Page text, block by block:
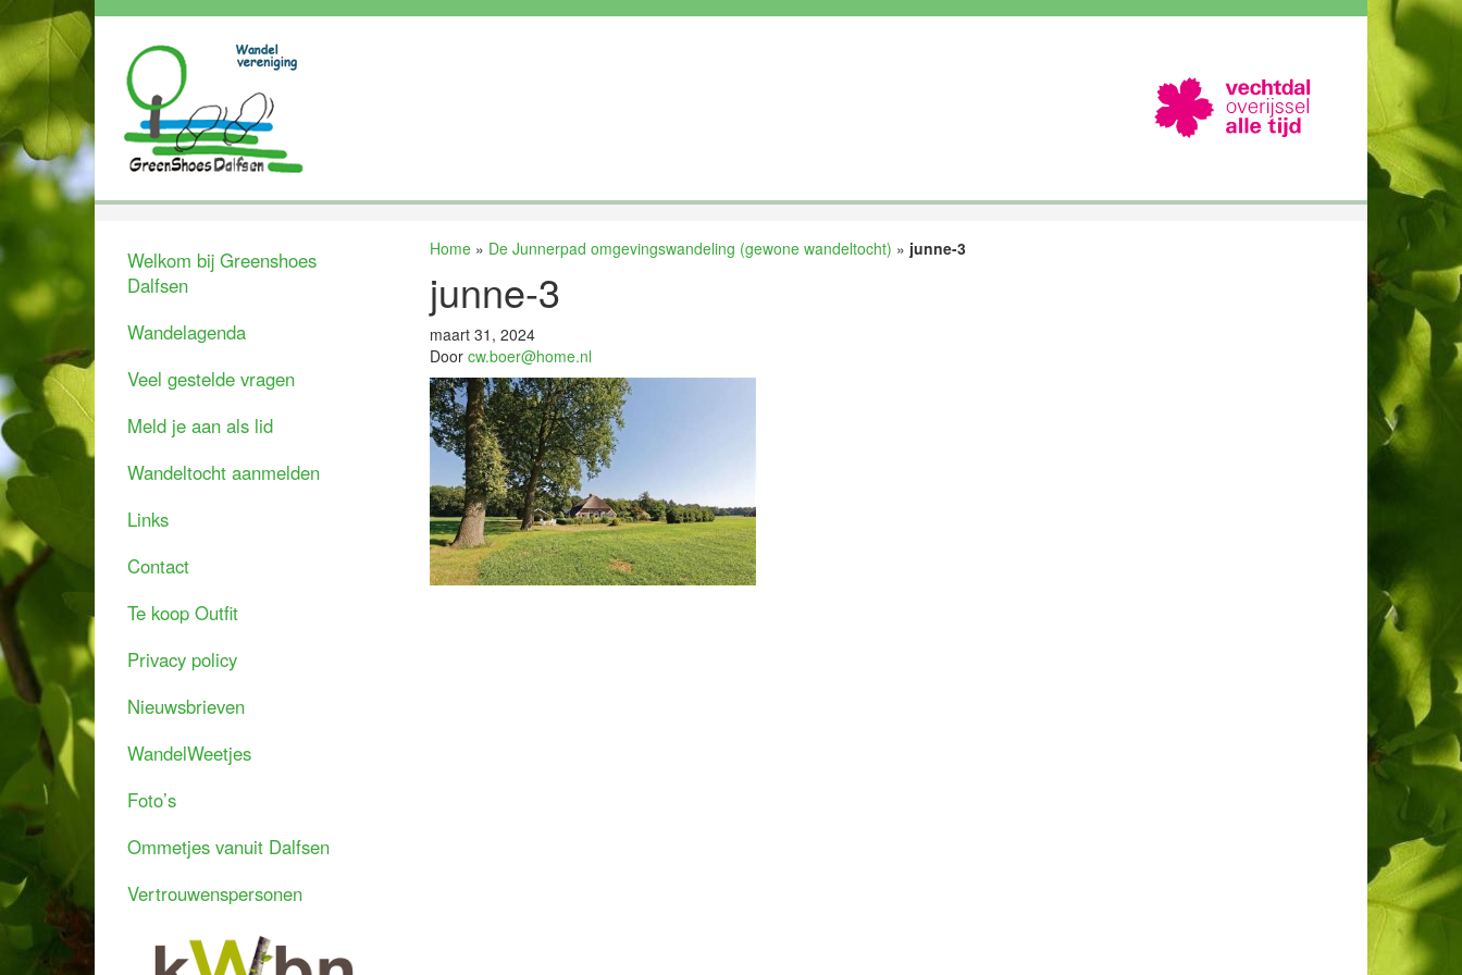
Welkom bij Greenshoes
Dalfsen
Wandelagenda
Veel gestelde vragen
Meld je aan als lid
Wandeltocht aanmelden
Links
Contact
Te koop Outfit
Privacy policy
Nieuwsbrieven
WandelWeetjes
Foto’s
Ommetjes vanuit Dalfsen
Vertrouwenspersonen
Home» De Junnerpad omgevingswandeling (gewone wandeltocht) » junne-3
junne-3
maart 31, 2024
Door cw.boer@home.nl